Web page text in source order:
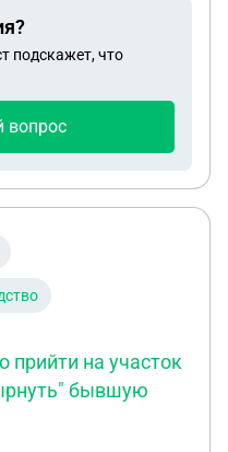
то необходимо
подскажет, что
вопрос
на участок
бывшую